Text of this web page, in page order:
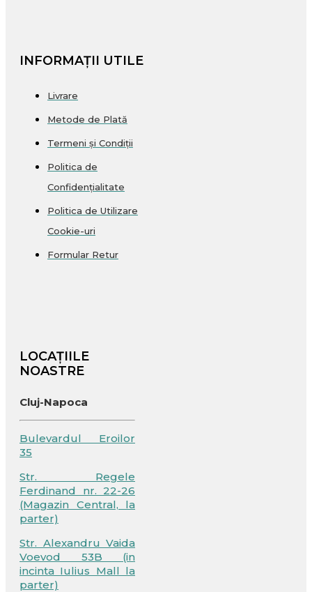
INFORMAȚII UTILE
Livrare
Metode de Plată
Termeni și Condiții
Politica de
Confidențialitate
Politica de Utilizare
Cookie-uri
Formular Retur
LOCAȚIILE
NOASTRE
Cluj-Napoca
Bulevardul Eroilor
35
Str. Regele
Ferdinand nr. 22-26
(Magazin Central, la
parter)
Str. Alexandru Vaida
Voevod 53B (in
incinta Iulius Mall la
parter)